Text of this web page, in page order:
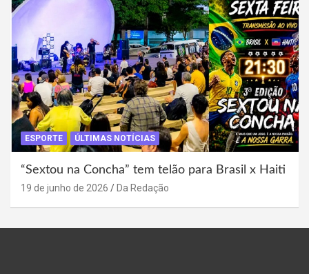
ESPORTE ÚLTIMAS NOTÍCIAS
“Sextou na Concha” tem telão para Brasil x Haiti
19 de junho de 2026 Da Redação